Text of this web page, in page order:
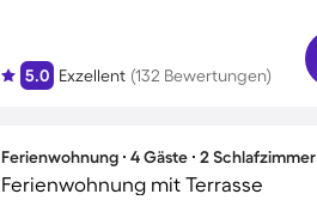
5.0 Exzellent (132 Bewertungen)
Ferienwohnung ∙ 4 Gäste ∙ 2 Schlafzimmer
Ferienwohnung mit Terrasse